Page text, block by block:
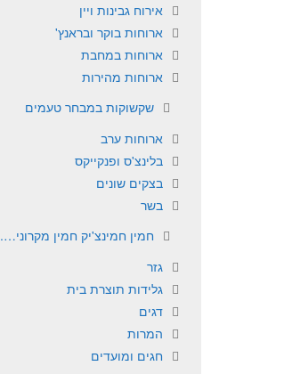
אירוח גבינות ויין
ארוחות בוקר ובראנץ'
ארוחות במחבת
ארוחות מהירות
שקשוקות במבחר טעמים
ארוחות ערב
בלינצ'ס ופנקייקס
בצקים שונים
בשר
חמין חמינצ'יק חמין מקרוני….
גזר
גלידות תוצרת בית
דגים
המרות
חגים ומועדים